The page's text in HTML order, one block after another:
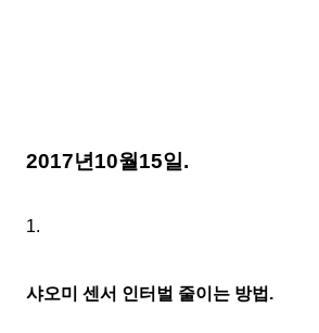
2017년10월15일.
1.
샤오미 센서 인터벌 줄이는 방법.